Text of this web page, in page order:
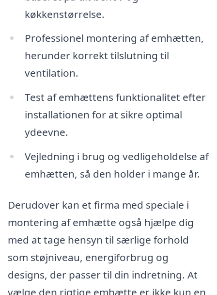
køkkenstørrelse.
Professionel montering af emhætten,
herunder korrekt tilslutning til
ventilation.
Test af emhættens funktionalitet efter
installationen for at sikre optimal
ydeevne.
Vejledning i brug og vedligeholdelse af
emhætten, så den holder i mange år.
Derudover kan et firma med speciale i
montering af emhætte også hjælpe dig
med at tage hensyn til særlige forhold
som støjniveau, energiforbrug og
designs, der passer til din indretning. At
vælge den rigtige emhætte er ikke kun en